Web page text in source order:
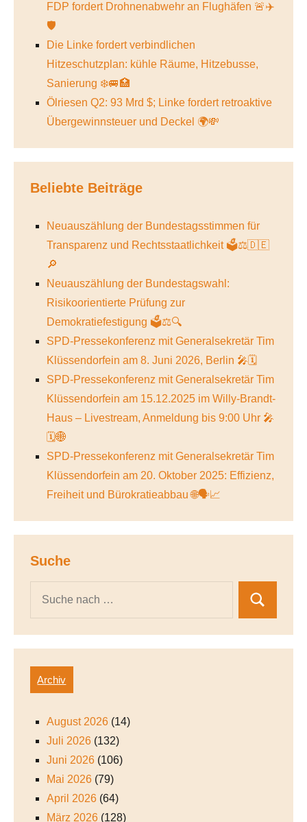
FDP fordert Drohnenabwehr an Flughäfen 🚨✈️
🛡️
Die Linke fordert verbindlichen
Hitzeschutzplan: kühle Räume, Hitzebusse,
Sanierung ❄️🚐🏥
Ölriesen Q2: 93 Mrd $; Linke fordert retroaktive
Übergewinnsteuer und Deckel 🌍💸
Beliebte Beiträge
Neuauszählung der Bundestagsstimmen für
Transparenz und Rechtsstaatlichkeit 🗳️⚖️🇩🇪
🔎
Neuauszählung der Bundestagswahl:
Risikoorientierte Prüfung zur
Demokratiefestigung 🗳️⚖️🔍
SPD-Pressekonferenz mit Generalsekretär Tim
Klüssendorfein am 8. Juni 2026, Berlin 🎤🗓️
SPD-Pressekonferenz mit Generalsekretär Tim
Klüssendorfein am 15.12.2025 im Willy-Brandt-
Haus – Livestream, Anmeldung bis 9:00 Uhr 🎤
🗓️🌐
SPD-Pressekonferenz mit Generalsekretär Tim
Klüssendorfein am 20. Oktober 2025: Effizienz,
Freiheit und Bürokratieabbau 🌐🗣️📈
Suche
Archiv
August 2026 (14)
Juli 2026 (132)
Juni 2026 (106)
Mai 2026 (79)
April 2026 (64)
März 2026 (128)